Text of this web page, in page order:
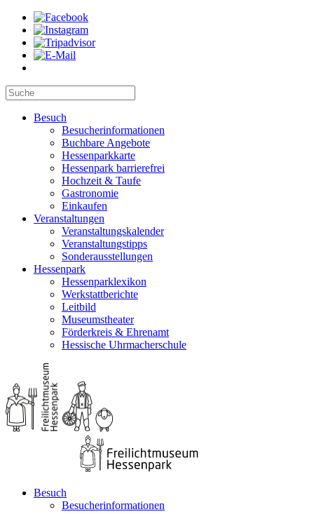
Besuch
Besucherinformationen
Buchbare Angebote
Hessenparkkarte
Hessenpark barrierefrei
Hochzeit & Taufe
Gastronomie
Einkaufen
Veranstaltungen
Veranstaltungskalender
Veranstaltungstipps
Sonderausstellungen
Hessenpark
Hessenparklexikon
Werkstattberichte
Leitbild
Museumstheater
Förderkreis & Ehrenamt
Hessische Uhrmacherschule
Besuch
Besucherinformationen